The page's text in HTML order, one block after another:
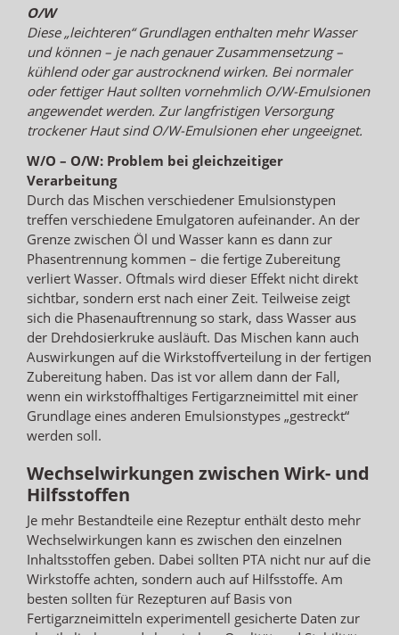
O/W
Diese „leichteren“ Grundlagen enthalten mehr Wasser
und können – je nach genauer Zusammensetzung –
kühlend oder gar austrocknend wirken. Bei normaler
oder fettiger Haut sollten vornehmlich O/W-Emulsionen
angewendet werden. Zur langfristigen Versorgung
trockener Haut sind O/W-Emulsionen eher ungeeignet.
W/O – O/W: Problem bei gleichzeitiger
Verarbeitung
Durch das Mischen verschiedener Emulsionstypen
treffen verschiedene Emulgatoren aufeinander. An der
Grenze zwischen Öl und Wasser kann es dann zur
Phasentrennung kommen – die fertige Zubereitung
verliert Wasser. Oftmals wird dieser Effekt nicht direkt
sichtbar, sondern erst nach einer Zeit. Teilweise zeigt
sich die Phasenauftrennung so stark, dass Wasser aus
der Drehdosierkruke ausläuft. Das Mischen kann auch
Auswirkungen auf die Wirkstoffverteilung in der fertigen
Zubereitung haben. Das ist vor allem dann der Fall,
wenn ein wirkstoffhaltiges Fertigarzneimittel mit einer
Grundlage eines anderen Emulsionstypes „gestreckt“
werden soll.
Wechselwirkungen zwischen Wirk- und
Hilfsstoffen
Je mehr Bestandteile eine Rezeptur enthält desto mehr
Wechselwirkungen kann es zwischen den einzelnen
Inhaltsstoffen geben. Dabei sollten PTA nicht nur auf die
Wirkstoffe achten, sondern auch auf Hilfsstoffe. Am
besten sollten für Rezepturen auf Basis von
Fertigarzneimitteln experimentell gesicherte Daten zur